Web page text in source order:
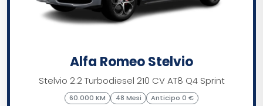
Alfa Romeo Stelvio
Stelvio 2.2 Turbodiesel 210 CV AT8 Q4 Sprint
60.000 KM 48 Mesi Anticipo 0 €